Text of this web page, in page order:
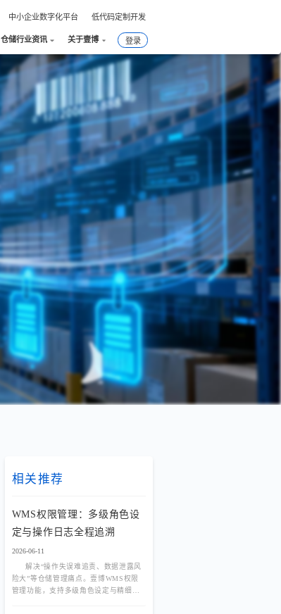
中小企业数字化平台 低代码定制开发
仓储行业资讯 关于壹博 登录
相关推荐
WMS权限管理：多级角色设
定与操作日志全程追溯
2026-06-11
解决“操作失误难追责、数据泄露风
险大”等仓储管理痛点。壹博WMS权限
管理功能，支持多级角色设定与精细化